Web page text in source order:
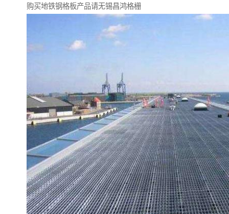
购买地铁钢格板产品请无锡昌鸿格栅